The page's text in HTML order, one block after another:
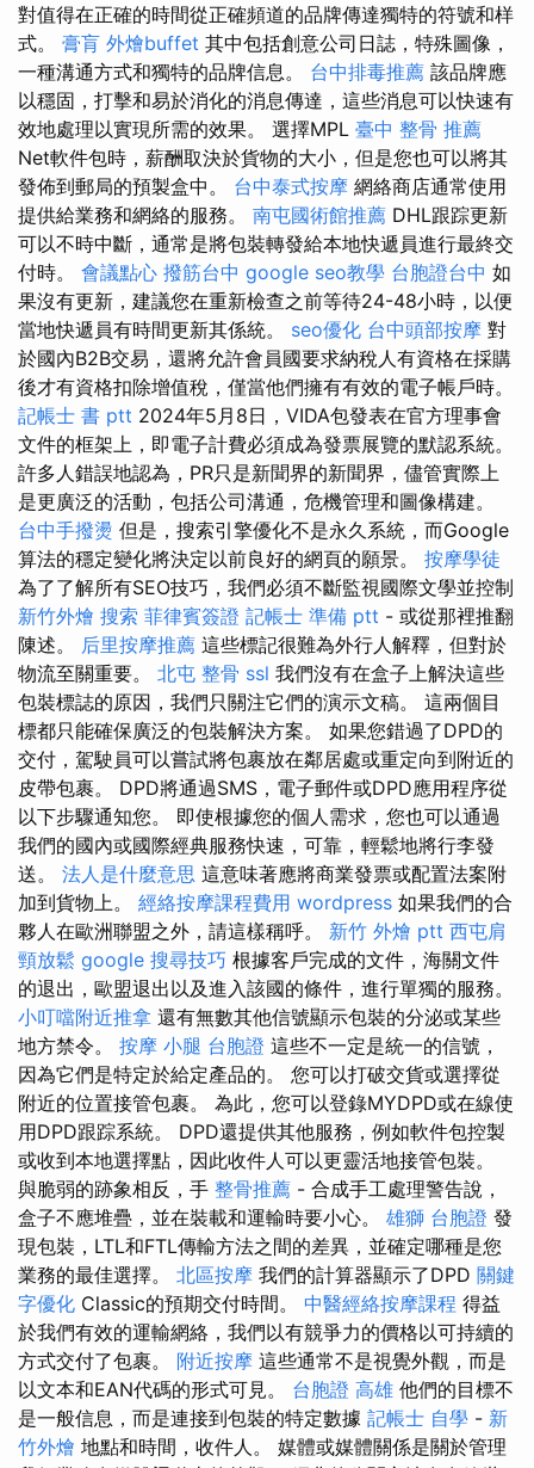
對值得在正確的時間從正確頻道的品牌傳達獨特的符號和样
式。 膏肓 外燴buffet 其中包括創意公司日誌，特殊圖像，
一種溝通方式和獨特的品牌信息。 台中排毒推薦 該品牌應
以穩固，打擊和易於消化的消息傳達，這些消息可以快速有
效地處理以實現所需的效果。 選擇MPL 臺中 整骨 推薦
Net軟件包時，薪酬取決於貨物的大小，但是您也可以將其
發佈到郵局的預製盒中。 台中泰式按摩 網絡商店通常使用
提供給業務和網絡的服務。 南屯國術館推薦 DHL跟踪更新
可以不時中斷，通常是將包裝轉發給本地快遞員進行最終交
付時。 會議點心 撥筋台中 google seo教學 台胞證台中 如
果沒有更新，建議您在重新檢查之前等待24-48小時，以便
當地快遞員有時間更新其係統。 seo優化 台中頭部按摩 對
於國內B2B交易，還將允許會員國要求納稅人有資格在採購
後才有資格扣除增值稅，僅當他們擁有有效的電子帳戶時。
記帳士 書 ptt 2024年5月8日，VIDA包發表在官方理事會
文件的框架上，即電子計費必須成為發票展覽的默認系統。
許多人錯誤地認為，PR只是新聞界的新聞界，儘管實際上
是更廣泛的活動，包括公司溝通，危機管理和圖像構建。
台中手撥燙 但是，搜索引擎優化不是永久系統，而Google
算法的穩定變化將決定以前良好的網頁的願景。 按摩學徒
為了了解所有SEO技巧，我們必須不斷監視國際文學並控制
新竹外燴 搜索 菲律賓簽證 記帳士 準備 ptt - 或從那裡推翻
陳述。 后里按摩推薦 這些標記很難為外行人解釋，但對於
物流至關重要。 北屯 整骨 ssl 我們沒有在盒子上解決這些
包裝標誌的原因，我們只關注它們的演示文稿。 這兩個目
標都只能確保廣泛的包裝解決方案。 如果您錯過了DPD的
交付，駕駛員可以嘗試將包裹放在鄰居處或重定向到附近的
皮帶包裹。 DPD將通過SMS，電子郵件或DPD應用程序從
以下步驟通知您。 即使根據您的個人需求，您也可以通過
我們的國內或國際經典服務快速，可靠，輕鬆地將行李發
送。 法人是什麼意思 這意味著應將商業發票或配置法案附
加到貨物上。 經絡按摩課程費用 wordpress 如果我們的合
夥人在歐洲聯盟之外，請這樣稱呼。 新竹 外燴 ptt 西屯肩
頸放鬆 google 搜尋技巧 根據客戶完成的文件，海關文件
的退出，歐盟退出以及進入該國的條件，進行單獨的服務。
小叮噹附近推拿 還有無數其他信號顯示包裝的分泌或某些
地方禁令。 按摩 小腿 台胞證 這些不一定是統一的信號，
因為它們是特定於給定產品的。 您可以打破交貨或選擇從
附近的位置接管包裹。 為此，您可以登錄MYDPD或在線使
用DPD跟踪系統。 DPD還提供其他服務，例如軟件包控製
或收到本地選擇點，因此收件人可以更靈活地接管包裝。
與脆弱的跡象相反，手 整骨推薦 - 合成手工處理警告說，
盒子不應堆疊，並在裝載和運輸時要小心。 雄獅 台胞證 發
現包裝，LTL和FTL傳輸方法之間的差異，並確定哪種是您
業務的最佳選擇。 北區按摩 我們的計算器顯示了DPD 關鍵
字優化 Classic的預期交付時間。 中醫經絡按摩課程 得益
於我們有效的運輸網絡，我們以有競爭力的價格以可持續的
方式交付了包裹。 附近按摩 這些通常不是視覺外觀，而是
以文本和EAN代碼的形式可見。 台胞證 高雄 他們的目標不
是一般信息，而是連接到包裝的特定數據 記帳士 自學 - 新
竹外燴 地點和時間，收件人。 媒體或媒體關係是關於管理